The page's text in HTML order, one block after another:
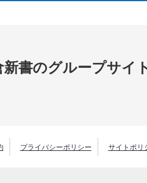
新書のグループサイ
プライバシーポリシー サイトポリ